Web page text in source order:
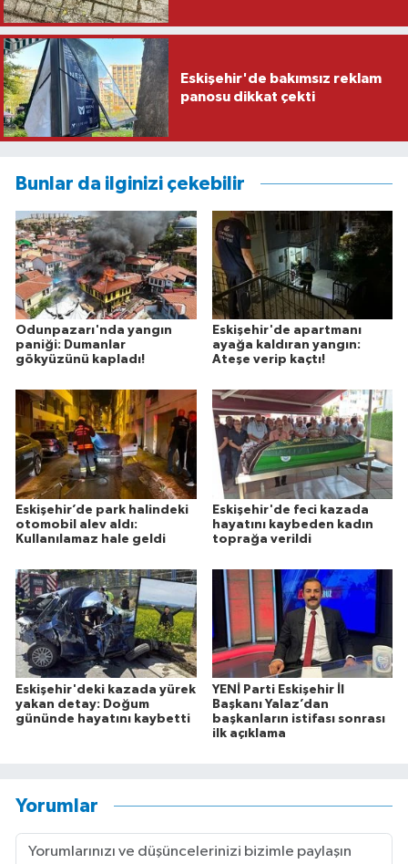
Eskişehir'de bakımsız reklam
panosu dikkat çekti
Bunlar da ilginizi çekebilir
Odunpazarı'nda yangın
paniği: Dumanlar
gökyüzünü kapladı!
Eskişehir'de apartmanı
ayağa kaldıran yangın:
Ateşe verip kaçtı!
Eskişehir’de park halindeki
otomobil alev aldı:
Kullanılamaz hale geldi
Eskişehir'de feci kazada
hayatını kaybeden kadın
toprağa verildi
Eskişehir'deki kazada yürek
yakan detay: Doğum
gününde hayatını kaybetti
YENİ Parti Eskişehir İl
Başkanı Yalaz’dan
başkanların istifası sonrası
ilk açıklama
Yorumlar